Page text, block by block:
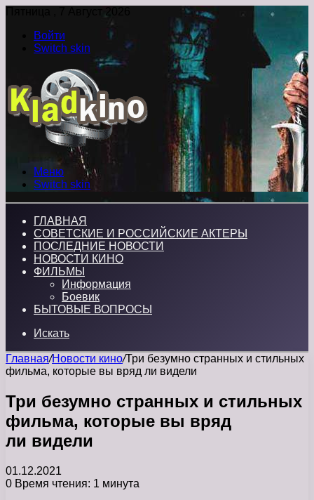
Пятница , 7 Август 2026
Войти
Switch skin
Меню
Switch skin
ГЛАВНАЯ
СОВЕТСКИЕ И РОССИЙСКИЕ АКТЕРЫ
ПОСЛЕДНИЕ НОВОСТИ
НОВОСТИ КИНО
ФИЛЬМЫ
Информация
Боевик
БЫТОВЫЕ ВОПРОСЫ
Искать
Главная/Новости кино/Три безумно странных и стильных
фильма, которые вы вряд ли видели
Три безумно странных и стильных
фильма, которые вы вряд
ли видели
01.12.2021
0 Время чтения: 1 минута